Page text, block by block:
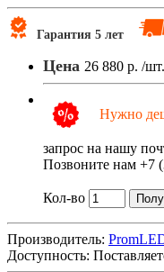
Гарантия 5 лет
Цена 26 880 р. /
Нужно
запрос на нашу
Позвоните нам +7
Кол-во
Производитель:
Доступность: